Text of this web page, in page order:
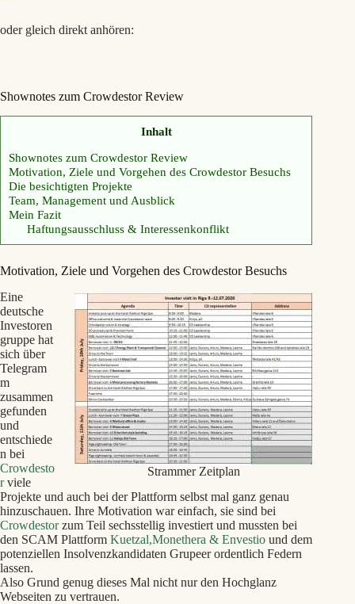
oder gleich direkt anhören:
Shownotes zum Crowdestor Review
Inhalt
Shownotes zum Crowdestor Review
Motivation, Ziele und Vorgehen des Crowdestor Besuchs
Die besichtigten Projekte
Team, Management und Ausblick
Mein Fazit
Haftungsausschluss & Interessenkonflikt
Motivation, Ziele und Vorgehen des Crowdestor Besuchs
Strammer Zeitplan
Eine
deutsche
Investoren
gruppe hat
sich über
Telegram
m
zusammen
gefunden
und
entschiede
n bei
Crowdesto
rviele
Projekte und auch bei der Plattform selbst mal ganz genau
hinzuschauen. Ihre Motivation war einfach, sie sind bei
Crowdestorzum Teil sechsstellig investiert und mussten bei
den SCAM Plattform Kuetzal,Monethera & Envestio und dem
potenziellen Insolvenzkandidaten Grupeer ordentlich Federn
lassen.
Also Grund genug dieses Mal nicht nur den Hochglanz
Webseiten zu vertrauen.